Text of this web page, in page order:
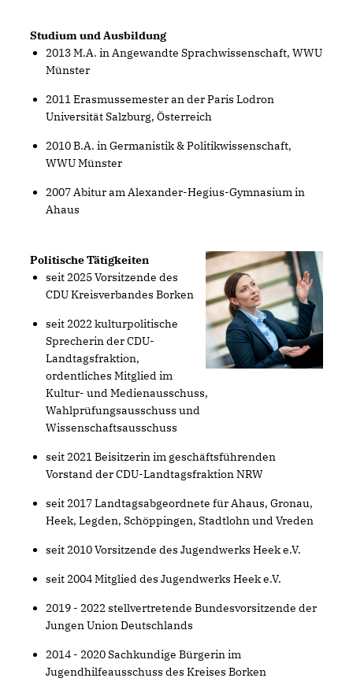
Studium und Ausbildung
2013 M.A. in Angewandte Sprachwissenschaft, WWU
Münster
2011 Erasmussemester an der Paris Lodron
Universität Salzburg, Österreich
2010 B.A. in Germanistik & Politikwissenschaft,
WWU Münster
2007 Abitur am Alexander-Hegius-Gymnasium in
Ahaus
Politische Tätigkeiten
seit 2025 Vorsitzende des
CDU Kreisverbandes Borken
seit 2022 kulturpolitische
Sprecherin der CDU-
Landtagsfraktion,
ordentliches Mitglied im
Kultur- und Medienausschuss,
Wahlprüfungsausschuss und
Wissenschaftsausschuss
seit 2021 Beisitzerin im geschäftsführenden
Vorstand der CDU-Landtagsfraktion NRW
seit 2017 Landtagsabgeordnete für Ahaus, Gronau,
Heek, Legden, Schöppingen, Stadtlohn und Vreden
seit 2010 Vorsitzende des Jugendwerks Heek e.V.
seit 2004 Mitglied des Jugendwerks Heek e.V.
2019 - 2022 stellvertretende Bundesvorsitzende der
Jungen Union Deutschlands
2014 - 2020 Sachkundige Bürgerin im
Jugendhilfeausschuss des Kreises Borken